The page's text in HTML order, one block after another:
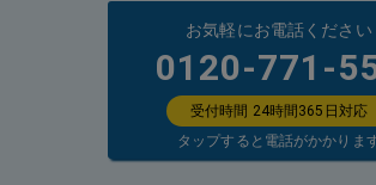
お気軽にお電話ください
0120-771-
受付時間 24時間365日対応
タップすると電話がかかりま